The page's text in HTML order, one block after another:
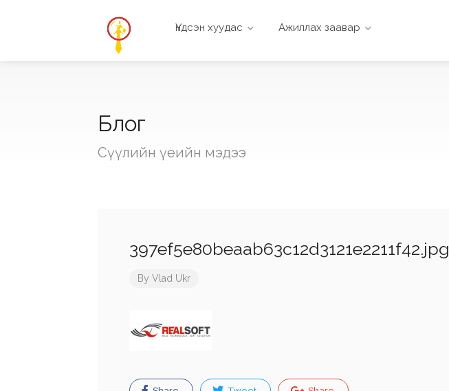
Үндсэн хуудас Ажиллах заавар
Блог
Сүүлийн үеийн мэдээ
397ef5e80beaab63c12d3121e2211f42.jpg
By Vlad Ukr